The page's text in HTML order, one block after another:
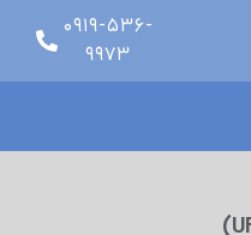
0919-536-
9973